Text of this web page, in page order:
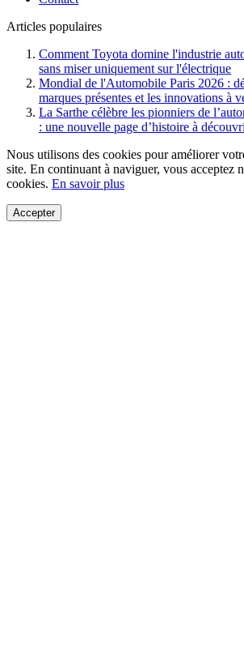
Articles populaires
Comment Toyota domine l'industrie
sans miser uniquement sur l'électrique
Mondial de l'Automobile Paris 2026 :
marques présentes et les innovations à
La Sarthe célèbre les pionniers de
: une nouvelle page d’histoire à
Nous utilisons des cookies pour améliorer
site. En continuant à naviguer, vous acceptez
cookies. En savoir plus
Accepter